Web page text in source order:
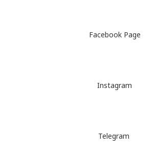
Facebook Page
Instagram
Telegram